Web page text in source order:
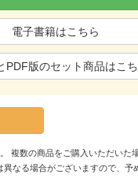
電子書籍はこちら
PDF版のセット商品はこ
複数の商品をご購入いただいた
なる場合がございますので、予